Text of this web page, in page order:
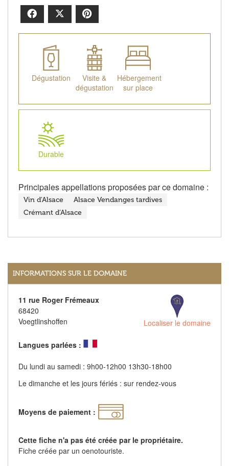
Facebook
Dégustation
Visite &
dégustation
Hébergement
sur place
Durable
Principales appellations proposées par ce domaine :
Vin d'Alsace
Alsace Vendanges tardives
Crémant d’Alsace
INFORMATIONS SUR LE DOMAINE
11 rue Roger Frémeaux
68420
Voegtlinshoffen
Localiser le domaine
Langues parlées :
Du lundi au samedi : 9h00-12h00 13h30-18h00
Le dimanche et les jours fériés : sur rendez-vous
Moyens de paiement :
Cette fiche n'a pas été créée par le propriétaire.
Fiche créée par un oenotouriste.